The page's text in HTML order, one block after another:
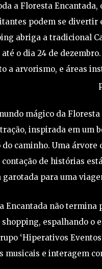
a Floresta Encantada,
podem se divertir
abriga a tradicional
o dia 24 de
a arvorismo, e áreas
mágico da
inspirada em um
caminho. Uma árvore
de histórias
garotada para uma
Encantada não
espalhando o
‘Hiperativos
musicais e interagem